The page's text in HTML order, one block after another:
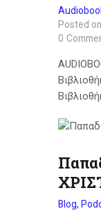
Posted on
0
Blog,